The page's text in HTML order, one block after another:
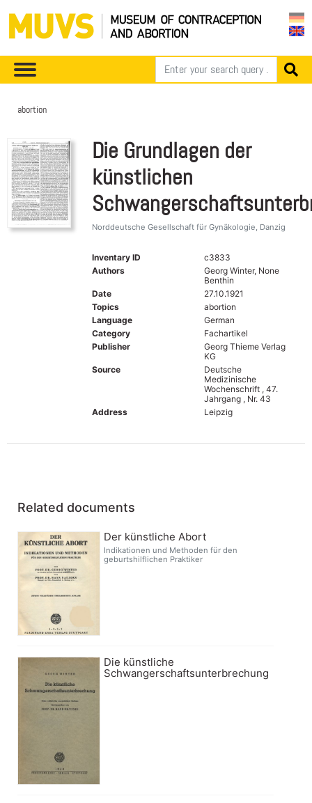
abortion
Die Grundlagen der
künstlichen
Norddeutsche Gesellschaft für Gynäkologie, Danzig
Inventary ID
c3833
Authors
Georg Winter, None
Benthin
Date
27.10.1921
Topics
abortion
Language
German
Category
Fachartikel
Publisher
Georg Thieme Verlag
KG
Source
Deutsche
Medizinische
Wochenschrift , 47.
Jahrgang , Nr. 43
Address
Leipzig
Related documents
Der künstliche Abort
Indikationen und Methoden für den
geburtshilflichen Praktiker
Die künstliche
Schwangerschaftsunterbrechung